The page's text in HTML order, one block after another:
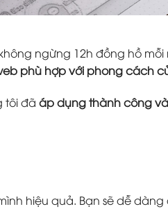
ngừng 12h đồng hồ
phù hợp với phong cách
tôi đã áp dụng thành công
hiệu quả. Bạn sẽ dễ dàng